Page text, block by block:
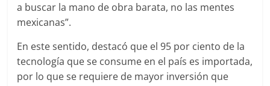
a buscar la mano de obra barata, no las mentes
mexicanas”.
En este sentido, destacó que el 95 por ciento de la
tecnología que se consume en el país es importada,
por lo que se requiere de mayor inversión que